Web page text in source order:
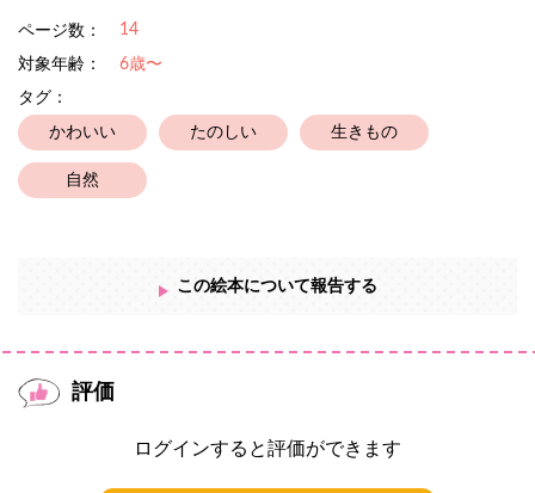
ページ数： 14
対象年齢：
6歳〜
タグ：
かわいい たのしい 生きもの
自然
この絵本について報告する
評価
ログインすると評価ができます